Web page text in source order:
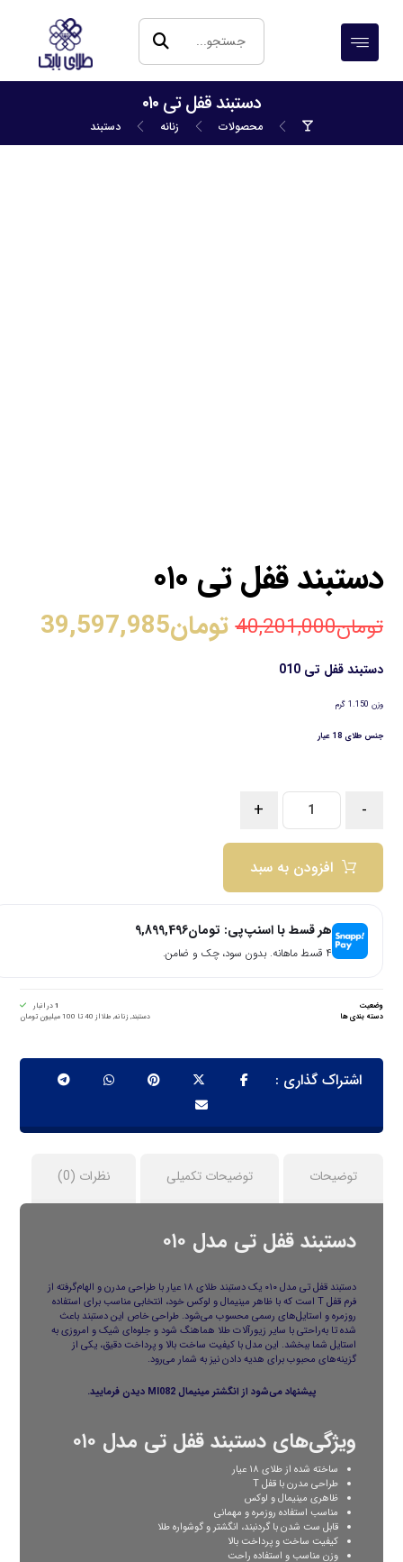
دستبند قفل تی ۰۱۰
محصولات زنانه دستبند
دستبند قفل تی ۰۱۰
تومان40,201,000 تومان39,597,985
دستبند قفل تی 010
وزن 1.150 گرم
جنس طلای 18 عیار
-
+
افزودن به سبد
هر قسط با اسنپ‌پی: تومان9,899,496
۴ قسط ماهانه. بدون سود، چک و ضامن.
وضعیت 1در انبار
دسته بندی ها
دستبند,زنانه, طلا از 40 تا 100 میلیون تومان
توضیحات توضیحات تکمیلی نظرات (0)
دستبند قفل تی مدل ۰۱۰
دستبند قفل تی مدل ۰۱۰ یک دستبند طلای ۱۸ عیار با طراحی مدرن و الهام‌گرفته از
فرم قفل T است که با ظاهر مینیمال و لوکس خود، انتخابی مناسب برای استفاده
روزمره و استایل‌های رسمی محسوب می‌شود. طراحی خاص این دستبند باعث
شده تا به‌راحتی با سایر زیورآلات طلا هماهنگ شود و جلوه‌ای شیک و امروزی به
استایل شما ببخشد. این مدل با کیفیت ساخت بالا و پرداخت دقیق، یکی از
گزینه‌های محبوب برای هدیه دادن نیز به شمار می‌رود.
پیشنهاد می‌شود از انگشتر مینیمال MI082 دیدن فرمایید.
ویژگی‌های دستبند قفل تی مدل ۰۱۰
ساخته شده از طلای ۱۸ عیار
طراحی مدرن با قفل T
ظاهری مینیمال و لوکس
مناسب استفاده روزمره و مهمانی
قابل ست شدن با گردنبند، انگشتر و گوشواره طلا
کیفیت ساخت و پرداخت بالا
وزن مناسب و استفاده راحت